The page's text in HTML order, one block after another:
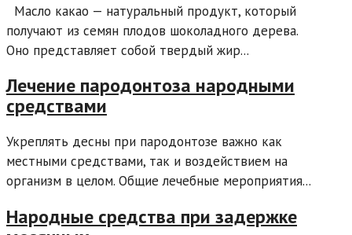
Масло какао — натуральный продукт, который
получают из семян плодов шоколадного дерева.
Оно представляет собой твердый жир...
Лечение пародонтоза народными
средствами
Укреплять десны при пародонтозе важно как
местными средствами, так и воздействием на
организм в целом. Общие лечебные мероприятия...
Народные средства при задержке